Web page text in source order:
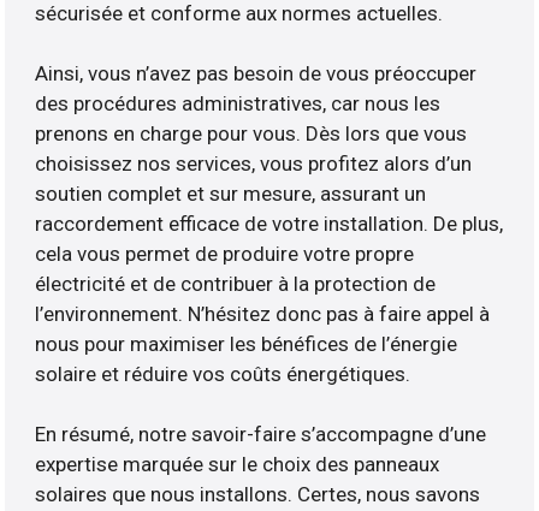
sécurisée et conforme aux normes actuelles.
Ainsi, vous n’avez pas besoin de vous préoccuper
des procédures administratives, car nous les
prenons en charge pour vous. Dès lors que vous
choisissez nos services, vous profitez alors d’un
soutien complet et sur mesure, assurant un
raccordement efficace de votre installation. De plus,
cela vous permet de produire votre propre
électricité et de contribuer à la protection de
l’environnement. N’hésitez donc pas à faire appel à
nous pour maximiser les bénéfices de l’énergie
solaire et réduire vos coûts énergétiques.
En résumé, notre savoir-faire s’accompagne d’une
expertise marquée sur le choix des panneaux
solaires que nous installons. Certes, nous savons